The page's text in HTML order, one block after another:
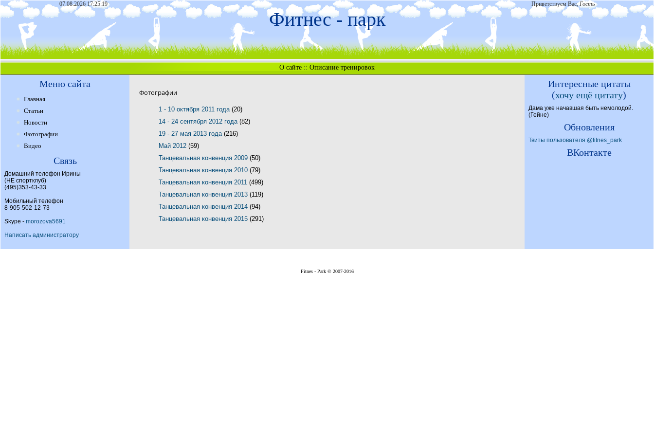
07.08.2026 17:25:19 Приветствуем Вас,Гость
Фитнес - парк
О сайте :: Описание тренировок
Меню сайта
Главная
Статьи
Новости
Фотографии
Видео
Связь
Домашний телефон Ирины
(НЕ спортклуб)
(495)353-43-33
Мобильный телефон
8-905-502-12-73
Skype - morozova5691
Написать администратору
Фотографии
1 - 10 октября 2011 года (20)
14 - 24 сентября 2012 года (82)
19 - 27 мая 2013 года (216)
Май 2012 (59)
Танцевальная конвенция 2009 (50)
Танцевальная конвенция 2010 (79)
Танцевальная конвенция 2011 (499)
Танцевальная конвенция 2013 (119)
Танцевальная конвенция 2014 (94)
Танцевальная конвенция 2015 (291)
Интересные цитаты
(хочу ещё цитату)
Дама уже начавшая быть немолодой.
(Гейне)
Обновления
Твиты пользователя @fitnes_park
ВКонтакте
Fitnes - Park © 2007-2016